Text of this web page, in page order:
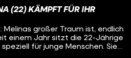
(22) KÄMPFT FÜR IHR
großer Traum ist, endlich
einem Jahr sitzt die 22-Jährige
für junge Menschen. Sie